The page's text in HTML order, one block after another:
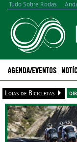
Tudo Sobre Rodas
AGENDA/EVENTOS
Lojas de Bicicletas